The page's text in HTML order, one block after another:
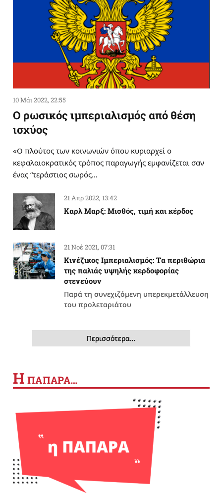
10 Μάι 2022, 22:55
Ο ρωσικός ιμπεριαλισμός από θέση
ισχύος
«Ο πλούτος των κοινωνιών όπου κυριαρχεί ο
κεφαλαιοκρατικός τρόπος παραγωγής εμφανίζεται σαν
ένας “τεράστιος σωρός…
21 Απρ 2022, 13:42
Καρλ Μαρξ: Μισθός, τιμή και κέρδος
21 Νοέ 2021, 07:31
Κινέζικος Ιμπεριαλισμός: Tα περιθώρια
της παλιάς υψηλής κερδοφορίας
στενεύουν
Παρά τη συνεχιζόμενη υπερεκμετάλλευση
του προλεταριάτου
Περισσότερα…
Η ΠΑΠΑΡΑ…